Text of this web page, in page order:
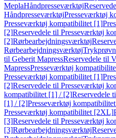
MeplaHåndpresseværktøj
HåndpresseværktøjPresseværktøj
Presseværktøj kompatibilitet [1]
[2]Reservedele til Presseværktøj
[2]Rørbearbejdningsværktøj
Rørbearbejdningsværktøj
til Geberit MapressReservedele til
MapressPresseværktøj
Presseværktøj kompatibilitet [1]
[2]Reservedele til Presseværktøj
kompatibilitet [1] / [2]Reservedele
[1] / [2]Presseværktøj
Presseværktøj kompatibilitet [2XL]
[3]Reservedele til Presseværktøj
[3]Rørbearbejdningsværktøj